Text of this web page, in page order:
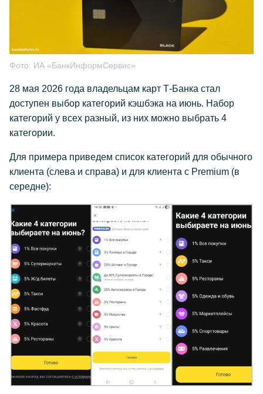
Фото: ИА «БанкИнформСервис»
28 мая 2026 года владельцам карт Т-Банка стал
доступен выбор категорий кэшбэка на июнь. Набор
категорий у всех разный, из них можно выбрать 4
категории.
Для примера приведем список категорий для обычного
клиента (слева и справа) и для клиента с Premium (в
середне):